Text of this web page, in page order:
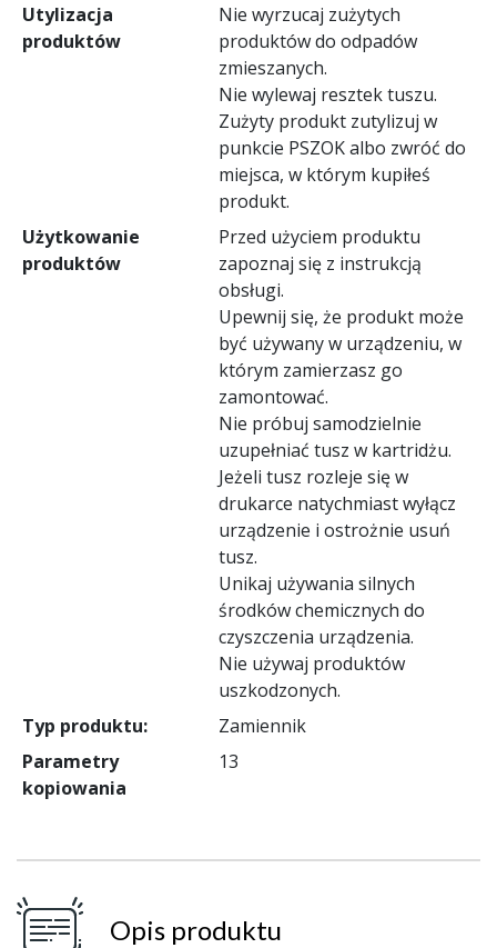
Utylizacja
produktów
Nie wyrzucaj zużytych
produktów do odpadów
zmieszanych.
Nie wylewaj resztek tuszu.
Zużyty produkt zutylizuj w
punkcie PSZOK albo zwróć do
miejsca, w którym kupiłeś
produkt.
Użytkowanie
produktów
Przed użyciem produktu
zapoznaj się z instrukcją
obsługi.
Upewnij się, że produkt może
być używany w urządzeniu, w
którym zamierzasz go
zamontować.
Nie próbuj samodzielnie
uzupełniać tusz w kartridżu.
Jeżeli tusz rozleje się w
drukarce natychmiast wyłącz
urządzenie i ostrożnie usuń
tusz.
Unikaj używania silnych
środków chemicznych do
czyszczenia urządzenia.
Nie używaj produktów
uszkodzonych.
Typ produktu:
Zamiennik
Parametry
kopiowania
13
Opis produktu